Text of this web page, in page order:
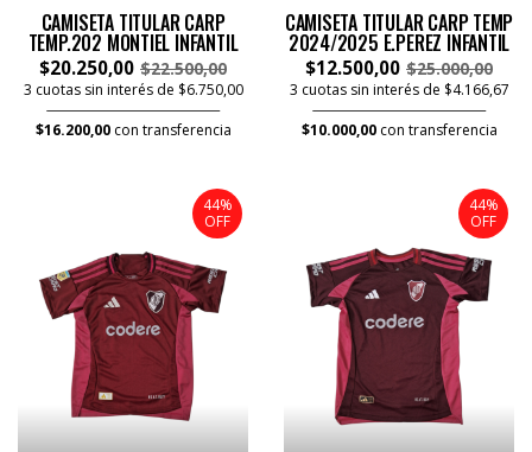
CAMISETA TITULAR CARP
TEMP.202 MONTIEL INFANTIL
$20.250,00 $22.500,00
3 cuotas sin interés de $6.750,00
$16.200,00con transferencia
CAMISETA TITULAR CARP TEMP
2024/2025 E.PEREZ INFANTIL
$12.500,00 $25.000,00
3 cuotas sin interés de $4.166,67
$10.000,00con transferencia
44%
OFF
44%
OFF